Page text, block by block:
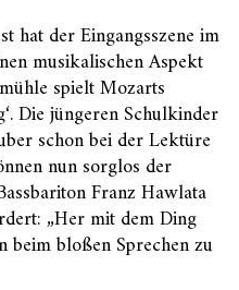
hat der Eingangsszene im
musikalischen Aspekt
spielt Mozarts
Die jüngeren Schulkinder
schon bei der Lektüre
nun sorglos der
Franz Hawlata
„Her mit dem Ding
beim bloßen Sprechen zu